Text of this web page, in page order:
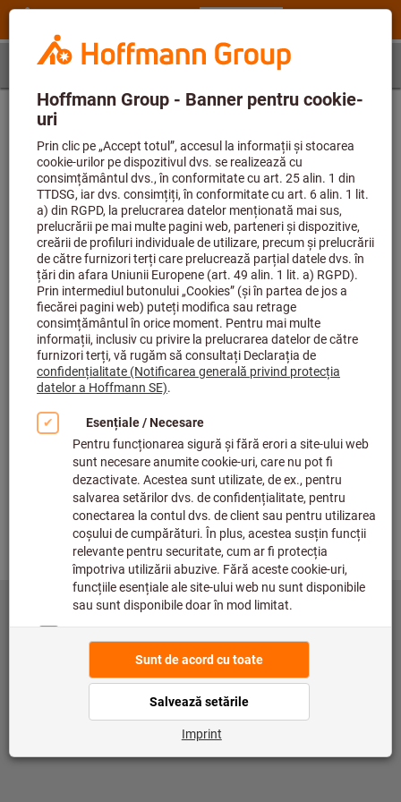
Pasul 1Articol
Definirea articolului
Introduceţi mai întâi codul articolului, apoi selectaţi o
referinţă
Număr articol (6 caractere)
Valoarea pentru parametru lipsește sau este goală.
referinţă
Valoarea pentru parametru lipsește sau este goală.
Înapoi
copyright by Hoffmann SE
toolscout@hoffmann-group.com
Protecția datelor
Condiţii de utilizare